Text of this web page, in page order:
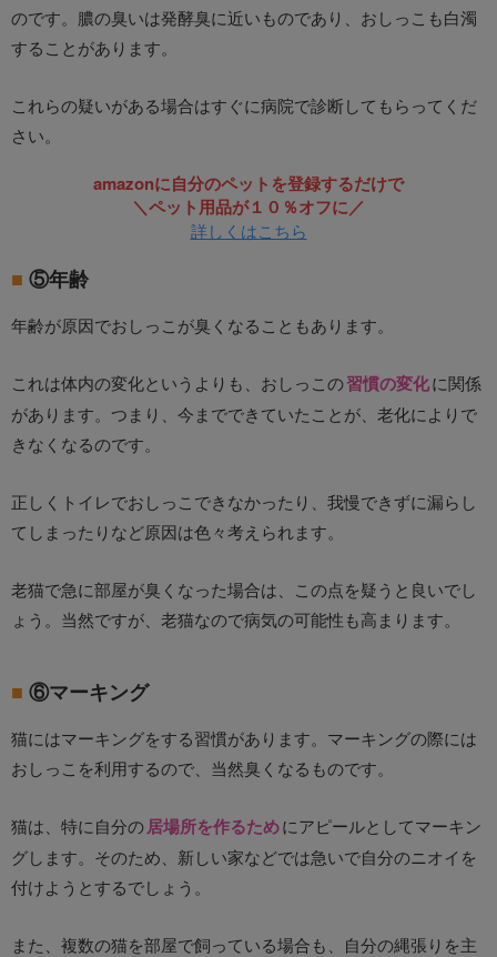
のです。膿の臭いは発酵臭に近いものであり、おしっこも白濁
することがあります。
これらの疑いがある場合はすぐに病院で診断してもらってくだ
さい。
amazonに自分のペットを登録するだけで
＼ペット用品が１０％オフに／
詳しくはこちら
⑤年齢
年齢が原因でおしっこが臭くなることもあります。
これは体内の変化というよりも、おしっこの習慣の変化に関係
があります。つまり、今までできていたことが、老化によりで
きなくなるのです。
正しくトイレでおしっこできなかったり、我慢できずに漏らし
てしまったりなど原因は色々考えられます。
老猫で急に部屋が臭くなった場合は、この点を疑うと良いでし
ょう。当然ですが、老猫なので病気の可能性も高まります。
⑥マーキング
猫にはマーキングをする習慣があります。マーキングの際には
おしっこを利用するので、当然臭くなるものです。
猫は、特に自分の居場所を作るためにアピールとしてマーキン
グします。そのため、新しい家などでは急いで自分のニオイを
付けようとするでしょう。
また、複数の猫を部屋で飼っている場合も、自分の縄張りを主